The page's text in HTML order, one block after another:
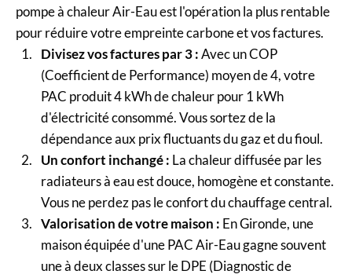
pompe à chaleur Air-Eau est l'opération la plus rentable
pour réduire votre empreinte carbone et vos factures.
Divisez vos factures par 3 :Avec un COP
(Coefficient de Performance) moyen de 4, votre
PAC produit 4 kWh de chaleur pour 1 kWh
d'électricité consommé. Vous sortez de la
dépendance aux prix fluctuants du gaz et du fioul.
Un confort inchangé : La chaleur diffusée par les
radiateurs à eau est douce, homogène et constante.
Vous ne perdez pas le confort du chauffage central.
Valorisation de votre maison : En Gironde, une
maison équipée d'une PAC Air-Eau gagne souvent
une à deux classes sur le DPE (Diagnostic de